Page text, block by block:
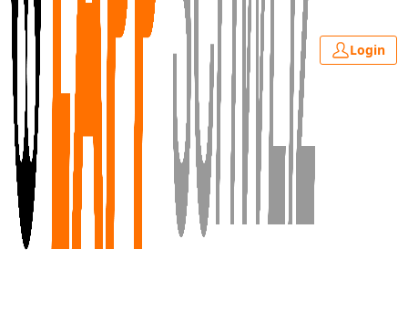
Login